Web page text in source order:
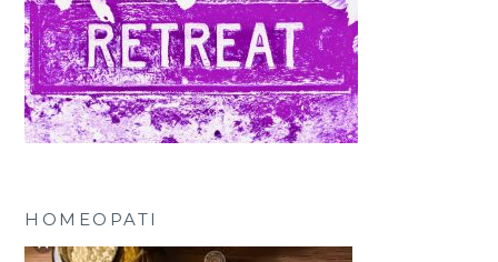
HOMEOPATI